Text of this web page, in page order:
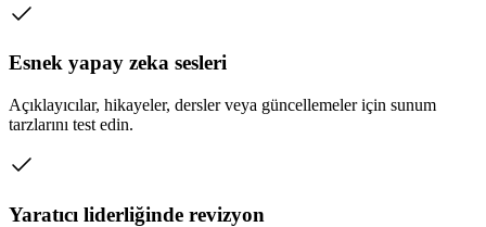
Esnek yapay zeka sesleri
Açıklayıcılar, hikayeler, dersler veya güncellemeler için sunum
tarzlarını test edin.
Yaratıcı liderliğinde revizyon